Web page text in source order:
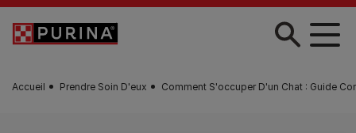
Skip to main content
Accueil Prendre Soin D'eux Comment S'occuper D'un Chat : Guide